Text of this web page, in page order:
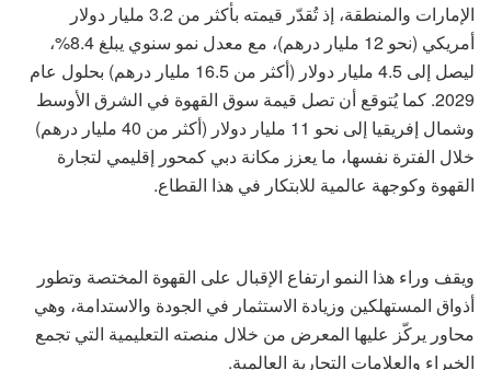
الإمارات والمنطقة، إذ تُقدّر قيمته بأكثر من 3.2 مليار دولار
أمريكي (نحو 12 مليار درهم)، مع معدل نمو سنوي يبلغ 8.4%،
ليصل إلى 4.5 مليار دولار (أكثر من 16.5 مليار درهم) بحلول عام
2029. كما يُتوقع أن تصل قيمة سوق القهوة في الشرق الأوسط
وشمال إفريقيا إلى نحو 11 مليار دولار (أكثر من 40 مليار درهم)
خلال الفترة نفسها، ما يعزز مكانة دبي كمحور إقليمي لتجارة
القهوة وكوجهة عالمية للابتكار في هذا القطاع.
ويقف وراء هذا النمو ارتفاع الإقبال على القهوة المختصة وتطور
أذواق المستهلكين وزيادة الاستثمار في الجودة والاستدامة، وهي
محاور يركّز عليها المعرض من خلال منصته التعليمية التي تجمع
الخبراء والعلامات التجارية العالمية.